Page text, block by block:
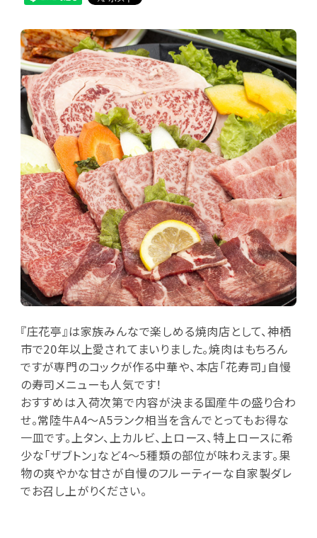
『庄花亭』は家族みんなで楽しめる焼肉店として、神栖
市で20年以上愛されてまいりました。焼肉はもちろん
ですが専門のコックが作る中華や、本店「花寿司」自慢
の寿司メニューも人気です！
おすすめは入荷次第で内容が決まる国産牛の盛り合わ
せ。常陸牛A4～A5ランク相当を含んでとってもお得な
一皿です。上タン、上カルビ、上ロース、特上ロースに希
少な「ザブトン」など4～5種類の部位が味わえます。果
物の爽やかな甘さが自慢のフルーティーな自家製ダレ
でお召し上がりください。